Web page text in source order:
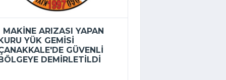
ARIZASI YAPAN
YÜK GEMISI
GÜVENLI
DEMIRLETILDI